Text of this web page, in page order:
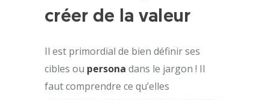
créer de la valeur
Il est primordial de bien définir ses
cibles ou persona dans le jargon ! Il
faut comprendre ce qu’elles